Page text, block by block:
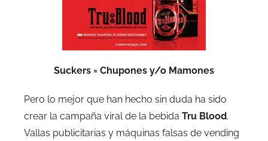
Suckers = Chupones y/o Mamones
Pero lo mejor que han hecho sin duda ha sido
crear la campaña viral de la bebida Tru Blood.
Vallas publicitarias y máquinas falsas de vending